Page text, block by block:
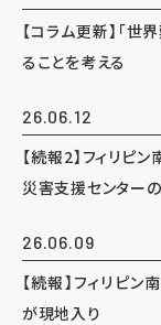
【コラム更新】「
ることを考える
26.06.12
【続報2】フィリピ
災害支援センター
26.06.09
【続報】フィリピ
が現地入り